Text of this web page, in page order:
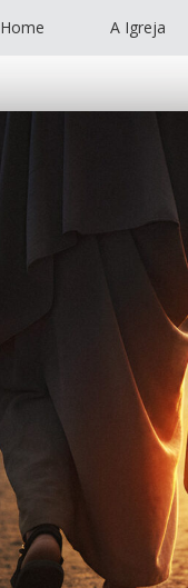
Home A Igreja